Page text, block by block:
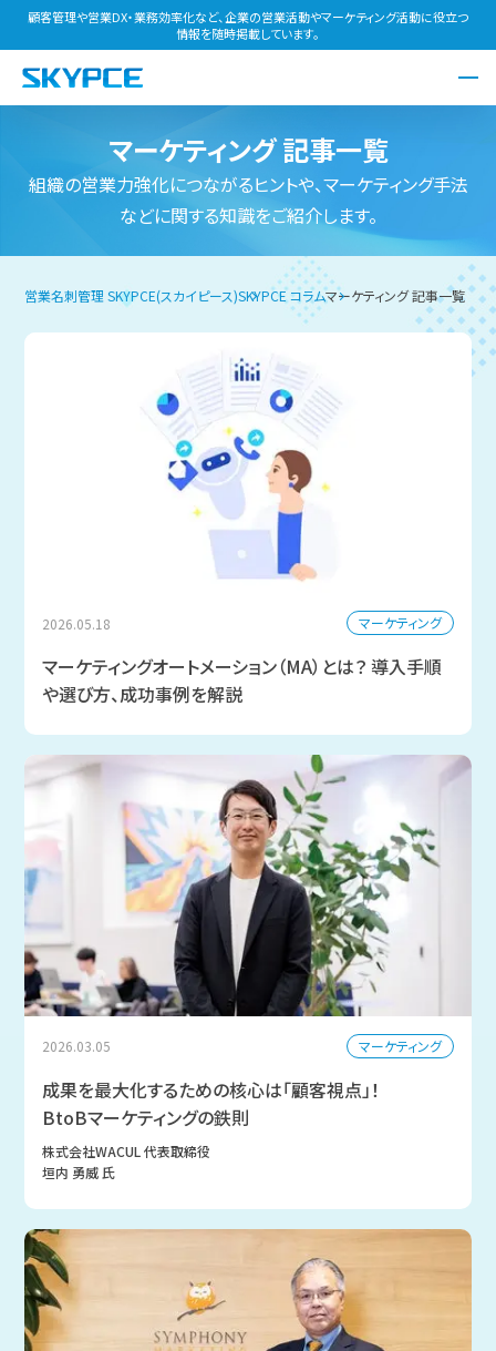
顧客管理や営業DX・業務効率化など、企業の営業活動やマーケティング活動に役立つ
情報を随時掲載しています。
マーケティング記事一覧
組織の営業力強化につながるヒントや、マーケティング手法
などに関する知識をご紹介します。
営業名刺管理 SKYPCE(スカイピース)SKYPCE コラムマーケティング 記事一覧
2026.05.18 マーケティング
マーケティングオートメーション（MA）とは？ 導入手順
や選び方、成功事例を解説
2026.03.05 マーケティング
成果を最大化するための核心は「顧客視点」！
BtoBマーケティングの鉄則
株式会社WACUL 代表取締役
垣内 勇威 氏